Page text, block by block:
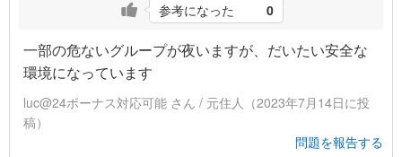
参考になった 0
一部の危ないグループが夜いますが、だいたい安全な
環境になっています
luc@24ボーナス対応可能 さん / 元住人（2023年7月14日に投
稿）
問題を報告する